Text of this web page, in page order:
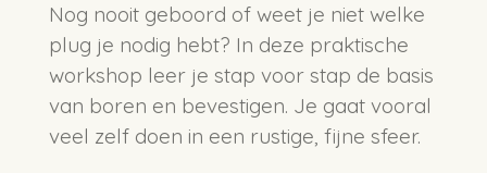
Nog nooit geboord of weet je niet welke
plug je nodig hebt? In deze praktische
workshop leer je stap voor stap de basis
van boren en bevestigen. Je gaat vooral
veel zelf doen in een rustige, fijne sfeer.